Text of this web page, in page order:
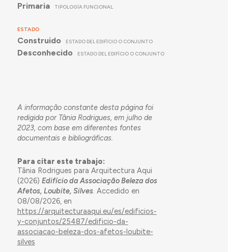
Primaria
TIPOLOGÍA FUNCIONAL
ESTADO
Construido ESTADO DEL EDIFÍCIO O CONJUNTO
Desconhecido ESTADO DEL EDIFÍCIO O CONJUNTO
A informação constante desta página foi
redigida por Tânia Rodrigues, em julho de
2023, com base em diferentes fontes
documentais e bibliográficas.
Para citar este trabajo:
Tânia Rodrigues para Arquitectura Aqui
(2026) Edifício da Associação Beleza dos
Afetos, Loubite, Silves. Accedido en
08/08/2026, en
https://arquitecturaaqui.eu/es/edificios-
y-conjuntos/25487/edificio-da-
associacao-beleza-dos-afetos-loubite-
silves